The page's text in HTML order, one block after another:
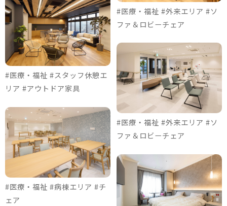
#医療・福祉 #スタッフ休憩エ
リア #アウトドア家具
#医療・福祉 #病棟エリア #チ
ェア
#医療・福祉 #外来エリア #ソ
ファ＆ロビーチェア
#医療・福祉 #外来エリア #ソ
ファ＆ロビーチェア